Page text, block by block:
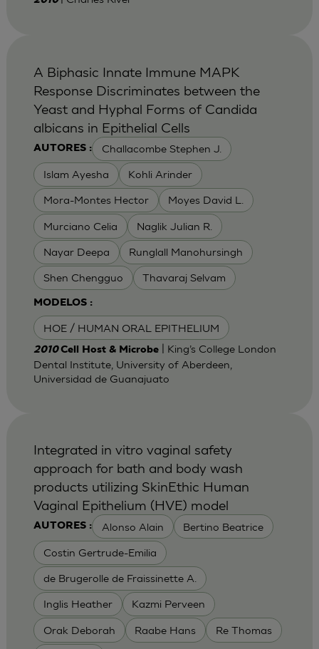
AUTORES : Challacombe Stephen J.
Islam Ayesha Kohli Arinder
Mora-Montes Hector Moyes David L.
Murciano Celia Naglik Julian R.
Nayar Deepa Runglall Manohursingh
Shen Chengguo Thavaraj Selvam
MODELOS :
HOE / HUMAN ORAL EPITHELIUM
A Biphasic Innate Immune MAPK
Response Discriminates between the
Yeast and Hyphal Forms of Candida
albicans in Epithelial Cells
2010Cell Host & Microbe| King’s College London
Dental Institute, University of Aberdeen,
Universidad de Guanajuato
AUTORES : Alonso Alain Bertino Beatrice
Costin Gertrude-Emilia
de Brugerolle de Fraissinette A.
Inglis Heather Kazmi Perveen
Orak Deborah Raabe Hans Re Thomas
Integrated in vitro vaginal safety
approach for bath and body wash
products utilizing SkinEthic Human
Vaginal Epithelium (HVE) model